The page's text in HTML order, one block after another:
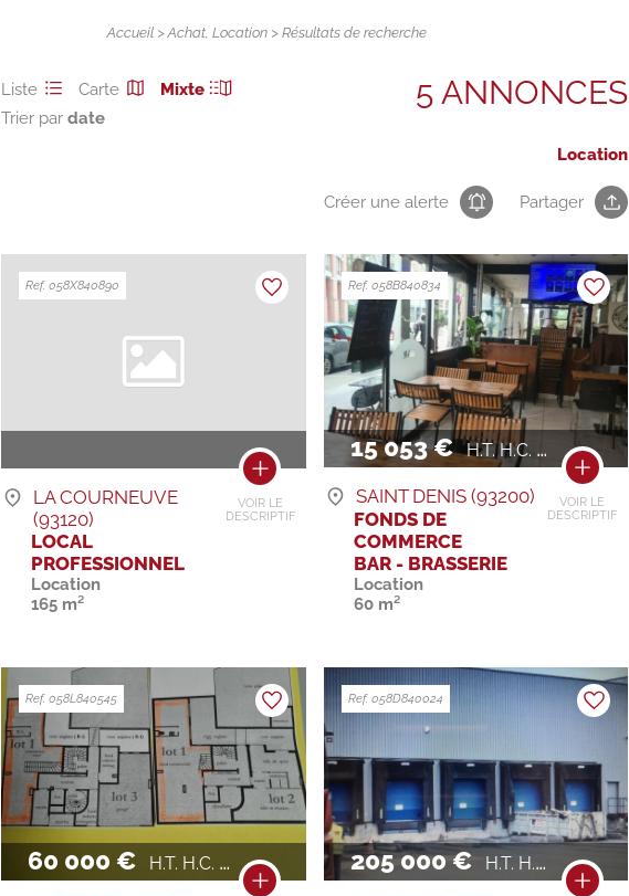
Accueil >Achat,Location > Résultats de recherche
Liste Carte
Mixte
Trier par
5 ANNONCES
Location
Créer une alerte Partager
VOIR LE
DESCRIPTIF
Ref. 058X840890
LA COURNEUVE
(93120)
LOCAL
PROFESSIONNEL
Location
165 m²
15 053 € H.T. H.C. / AN
VOIR LE
DESCRIPTIF
Ref. 058B840834
SAINT DENIS (93200)
FONDS DE
COMMERCE
BAR - BRASSERIE
Location
60 m²
60 000 € H.T. H.C. / AN
Ref. 058L840545
205 000 € H.T. H.C. / AN
Ref. 058D840024